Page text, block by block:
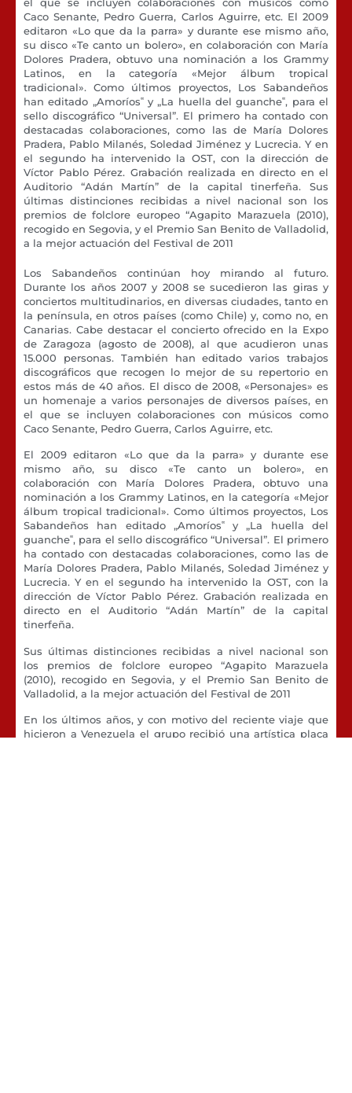
Caco Senante, Pedro Guerra, Carlos Aguirre, etc. El 2009
editaron «Lo que da la parra» y durante ese mismo año,
su disco «Te canto un bolero», en colaboración con María
Dolores Pradera, obtuvo una nominación a los Grammy
Latinos, en la categoría «Mejor álbum tropical
tradicional». Como últimos proyectos, Los Sabandeños
han editado „Amoríos‟ y „La huella del guanche‟, para el
sello discográfico “Universal”. El primero ha contado con
destacadas colaboraciones, como las de María Dolores
Pradera, Pablo Milanés, Soledad Jiménez y Lucrecia. Y en
el segundo ha intervenido la OST, con la dirección de
Víctor Pablo Pérez. Grabación realizada en directo en el
Auditorio “Adán Martín” de la capital tinerfeña. Sus
últimas distinciones recibidas a nivel nacional son los
premios de folclore europeo “Agapito Marazuela (2010),
recogido en Segovia, y el Premio San Benito de Valladolid,
a la mejor actuación del Festival de 2011
Los Sabandeños continúan hoy mirando al futuro.
Durante los años 2007 y 2008 se sucedieron las giras y
conciertos multitudinarios, en diversas ciudades, tanto en
la península, en otros países (como Chile) y, como no, en
Canarias. Cabe destacar el concierto ofrecido en la Expo
de Zaragoza (agosto de 2008), al que acudieron unas
15.000 personas. También han editado varios trabajos
discográficos que recogen lo mejor de su repertorio en
estos más de 40 años. El disco de 2008, «Personajes» es
un homenaje a varios personajes de diversos países, en
el que se incluyen colaboraciones con músicos como
Caco Senante, Pedro Guerra, Carlos Aguirre, etc.
El 2009 editaron «Lo que da la parra» y durante ese
mismo año, su disco «Te canto un bolero», en
colaboración con María Dolores Pradera, obtuvo una
nominación a los Grammy Latinos, en la categoría «Mejor
álbum tropical tradicional». Como últimos proyectos, Los
Sabandeños han editado „Amoríos‟ y „La huella del
guanche‟, para el sello discográfico “Universal”. El primero
ha contado con destacadas colaboraciones, como las de
María Dolores Pradera, Pablo Milanés, Soledad Jiménez y
Lucrecia. Y en el segundo ha intervenido la OST, con la
dirección de Víctor Pablo Pérez. Grabación realizada en
directo en el Auditorio “Adán Martín” de la capital
tinerfeña.
Sus últimas distinciones recibidas a nivel nacional son
los premios de folclore europeo “Agapito Marazuela
(2010), recogido en Segovia, y el Premio San Benito de
Valladolid, a la mejor actuación del Festival de 2011
En los últimos años, y con motivo del reciente viaje que
hicieron a Venezuela el grupo recibió una artística placa